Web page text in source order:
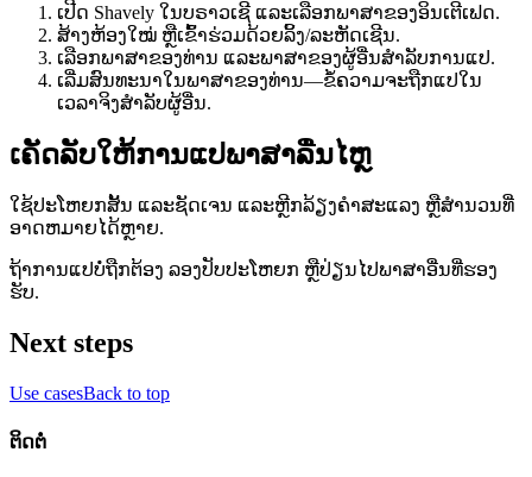
ເປີດ Shavely ໃນບຣາວເຊີ ແລະເລືອກພາສາຂອງອິນເຕີເຟດ.
ສ້າງຫ້ອງໃໝ່ ຫຼືເຂົ້າຮ່ວມດ້ວຍລິ້ງ/ລະຫັດເຊີນ.
ເລືອກພາສາຂອງທ່ານ ແລະພາສາຂອງຜູ້ອື່ນສຳລັບການແປ.
ເລີ່ມສົນທະນາໃນພາສາຂອງທ່ານ—ຂໍ້ຄວາມຈະຖືກແປໃນ
ເວລາຈິງສຳລັບຜູ້ອື່ນ.
ເຄັດລັບໃຫ້ການແປພາສາລື່ນໄຫຼ
ໃຊ້ປະໂຫຍກສັ້ນ ແລະຊັດເຈນ ແລະຫຼີກລ້ຽງຄຳສະແລງ ຫຼືສຳນວນທີ່
ອາດຫມາຍໄດ້ຫຼາຍ.
ຖ້າການແປບໍ່ຖືກຕ້ອງ ລອງປັບປະໂຫຍກ ຫຼືປ່ຽນໄປພາສາອື່ນທີ່ຮອງ
ຮັບ.
Next steps
Use casesBack to top
ຕິດຕໍ່